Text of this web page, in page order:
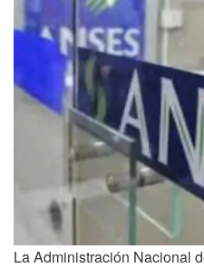
La Administración Nacional